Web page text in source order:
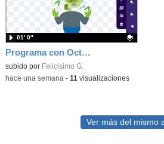
Programa con OctoStudio, un juego homenajeando al House of the dead con Zombies
Contenido educativo.
subido por Felicisimo G.
01′ 0″
-hace una semana - 11 visualizaciones
Ver más del mismo